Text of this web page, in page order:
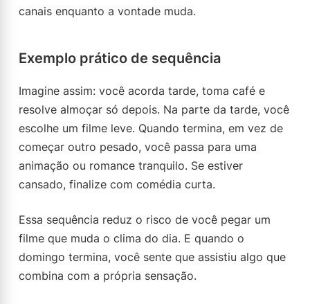
canais enquanto a vontade muda.
Exemplo prático de sequência
Imagine assim: você acorda tarde, toma café e
resolve almoçar só depois. Na parte da tarde, você
escolhe um filme leve. Quando termina, em vez de
começar outro pesado, você passa para uma
animação ou romance tranquilo. Se estiver
cansado, finalize com comédia curta.
Essa sequência reduz o risco de você pegar um
filme que muda o clima do dia. E quando o
domingo termina, você sente que assistiu algo que
combina com a própria sensação.